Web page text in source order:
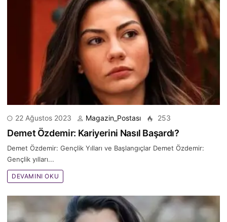
22 Ağustos 2023 Magazin_Postası 253
Demet Özdemir: Kariyerini Nasıl Başardı?
Demet Özdemir: Gençlik Yılları ve Başlangıçlar Demet Özdemir:
Gençlik yılları...
DEVAMINI OKU